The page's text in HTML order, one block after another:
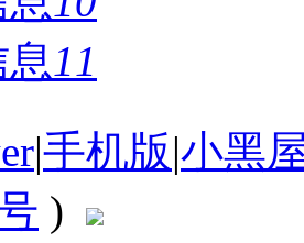
11
|手机版|小黑
)